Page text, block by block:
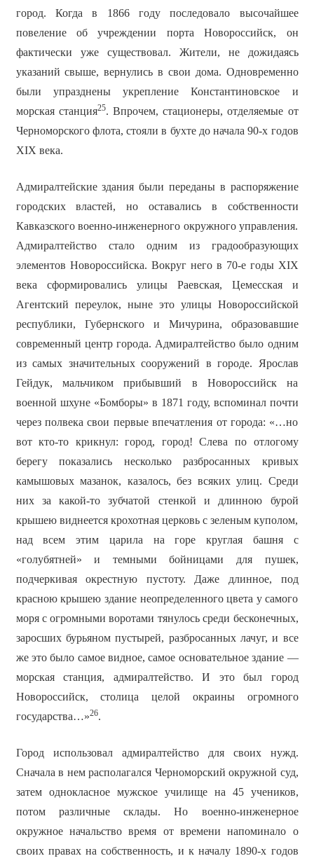
город. Когда в 1866 году последовало высочайшее
повеление об учреждении порта Новороссийск, он
фактически уже существовал. Жители, не дожидаясь
указаний свыше, вернулись в свои дома. Одновременно
были упразднены укрепление Константиновское и
морская станция25. Впрочем, стационеры, отделяемые от
Черноморского флота, стояли в бухте до начала 90-х годов
XIX века.
Адмиралтейские здания были переданы в распоряжение
городских властей, но оставались в собственности
Кавказского военно-инженерного окружного управления.
Адмиралтейство стало одним из градообразующих
элементов Новороссийска. Вокруг него в 70-е годы XIX
века сформировались улицы Раевская, Цемесская и
Агентский переулок, ныне это улицы Новороссийской
республики, Губернского и Мичурина, образовавшие
современный центр города. Адмиралтейство было одним
из самых значительных сооружений в городе. Ярослав
Гейдук, мальчиком прибывший в Новороссийск на
военной шхуне «Бомборы» в 1871 году, вспоминал почти
через полвека свои первые впечатления от города: «…но
вот кто-то крикнул: город, город! Слева по отлогому
берегу показались несколько разбросанных кривых
камышовых мазанок, казалось, без всяких улиц. Среди
них за какой-то зубчатой стенкой и длинною бурой
крышею виднеется крохотная церковь с зеленым куполом,
над всем этим царила на горе круглая башня с
«голубятней» и темными бойницами для пушек,
подчеркивая окрестную пустоту. Даже длинное, под
красною крышею здание неопределенного цвета у самого
моря с огромными воротами тянулось среди бесконечных,
заросших бурьяном пустырей, разбросанных лачуг, и все
же это было самое видное, самое основательное здание —
морская станция, адмиралтейство. И это был город
Новороссийск, столица целой окраины огромного
государства…»26.
Город использовал адмиралтейство для своих нужд.
Сначала в нем располагался Черноморский окружной суд,
затем однокласное мужское училище на 45 учеников,
потом различные склады. Но военно-инженерное
окружное начальство время от времени напоминало о
своих правах на собственность, и к началу 1890-х годов